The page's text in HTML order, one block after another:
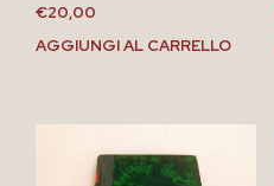
€20,00
AGGIUNGI AL CARRELLO